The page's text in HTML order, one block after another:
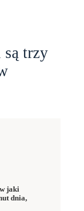
trzy
jaki
dnia,